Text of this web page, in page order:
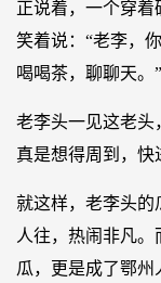
正说着，一个穿着
笑着说：“老李，
喝喝茶，聊聊天。”
老李头一见这老头
真是想得周到，快
就这样，老李头的
人往，热闹非凡
瓜，更是成了鄂州